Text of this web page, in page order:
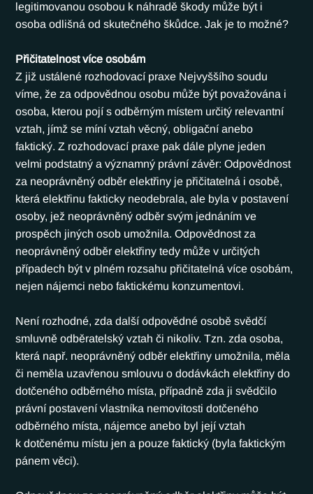
legitimovanou osobou k náhradě škody může být i
osoba odlišná od skutečného škůdce. Jak je to možné?
Přičitatelnost více osobám
Z již ustálené rozhodovací praxe Nejvyššího soudu
víme, že za odpovědnou osobu může být považována i
osoba, kterou pojí s odběrným místem určitý relevantní
vztah, jímž se míní vztah věcný, obligační anebo
faktický. Z rozhodovací praxe pak dále plyne jeden
velmi podstatný a významný právní závěr: Odpovědnost
za neoprávněný odběr elektřiny je přičitatelná i osobě,
která elektřinu fakticky neodebrala, ale byla v postavení
osoby, jež neoprávněný odběr svým jednáním ve
prospěch jiných osob umožnila. Odpovědnost za
neoprávněný odběr elektřiny tedy může v určitých
případech být v plném rozsahu přičitatelná více osobám,
nejen nájemci nebo faktickému konzumentovi.
Není rozhodné, zda další odpovědné osobě svědčí
smluvně odběratelský vztah či nikoliv. Tzn. zda osoba,
která např. neoprávněný odběr elektřiny umožnila, měla
či neměla uzavřenou smlouvu o dodávkách elektřiny do
dotčeného odběrného místa, případně zda ji svědčilo
právní postavení vlastníka nemovitosti dotčeného
odběrného místa, nájemce anebo byl její vztah
k dotčenému místu jen a pouze faktický (byla faktickým
pánem věci).